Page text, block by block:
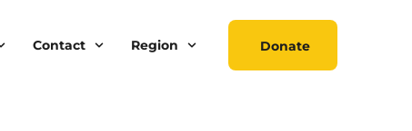
Contact Region Donate